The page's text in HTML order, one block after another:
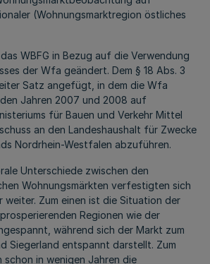
(Wohnungsmarktregion östliches
WBFG in Bezug auf die Verwendung
der Wfa geändert. Dem § 18 Abs. 3
Satz angefügt, in dem die Wfa
Jahren 2007 und 2008 auf
für Bauen und Verkehr Mittel
an den Landeshaushalt für Zwecke
Nordrhein-Westfalen abzuführen.
Unterschiede zwischen den
Wohnungsmärkten verfestigten sich
weiter. Zum einen ist die Situation der
Regionen wie der
während sich der Markt zum
Siegerland entspannt darstellt. Zum
schon in wenigen Jahren die